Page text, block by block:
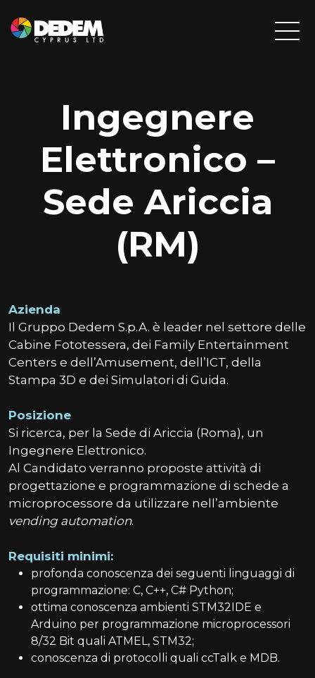
Ingegnere
Elettronico –
Sede Ariccia
(RM)
Azienda
Il Gruppo Dedem S.p.A. è leader nel settore delle
Cabine Fototessera, dei Family Entertainment
Centers e dell’Amusement, dell’ICT, della
Stampa 3D e dei Simulatori di Guida.
Posizione
Si ricerca, per la Sede di Ariccia (Roma), un
Ingegnere Elettronico.
Al Candidato verranno proposte attività di
progettazione e programmazione di schede a
microprocessore da utilizzare nell’ambiente
vending automation.
Requisiti minimi:
profonda conoscenza dei seguenti linguaggi di
programmazione: C, C++, C# Python;
ottima conoscenza ambienti STM32IDE e
Arduino per programmazione microprocessori
8/32 Bit quali ATMEL, STM32;
conoscenza di protocolli quali ccTalk e MDB.